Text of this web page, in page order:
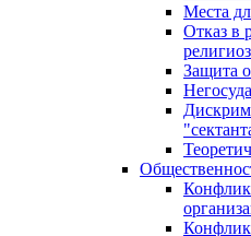
Места
Отказ в
Защита